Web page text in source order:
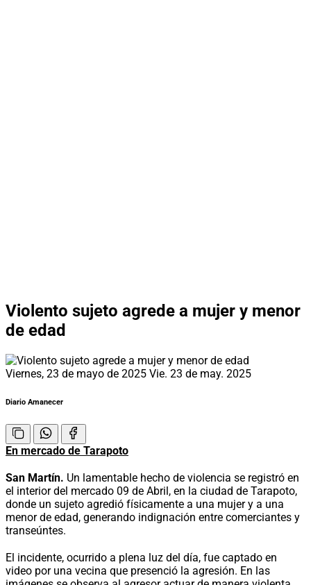
Violento sujeto agrede a mujer y menor
de edad
Viernes, 23 de mayo de 2025 Vie. 23 de may. 2025
Diario Amanecer
En mercado de Tarapoto
San Martín. Un lamentable hecho de violencia se registró en
el interior del mercado 09 de Abril, en la ciudad de Tarapoto,
donde un sujeto agredió físicamente a una mujer y a una
menor de edad, generando indignación entre comerciantes y
transeúntes.
El incidente, ocurrido a plena luz del día, fue captado en
video por una vecina que presenció la agresión. En las